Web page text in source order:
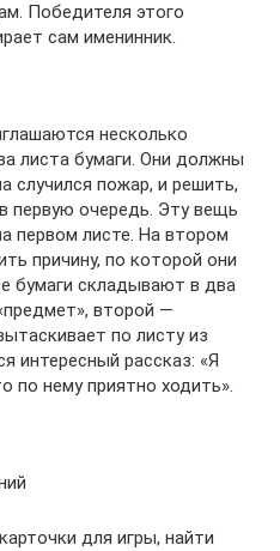
Победителя этого
сам именинник.
несколько
листа бумаги. Они должны
случился пожар, и решить,
первую очередь. Эту вещь
первом листе. На втором
причину, по которой они
бумаги складывают в два
второй —
по листу из
интересный рассказ: «Я
по нему приятно ходить».
для игры, найти